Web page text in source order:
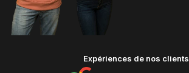
Expériences de nos clients